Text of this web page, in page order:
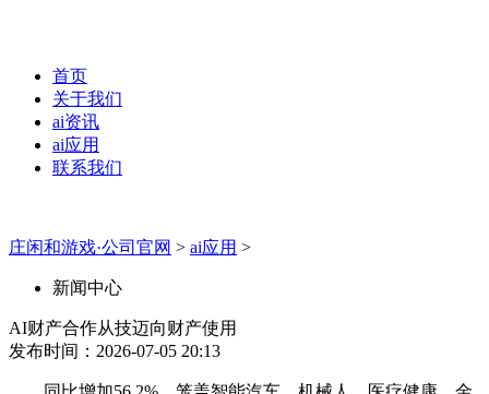
首页
关于我们
ai资讯
ai应用
联系我们
庄闲和游戏·公司官网 > ai应用 >
新闻中心
AI财产合作从技迈向财产使用
发布时间：2026-07-05 20:13